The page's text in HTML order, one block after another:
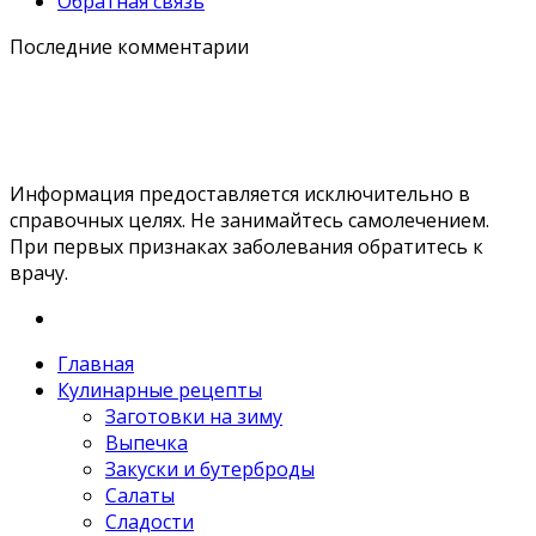
Последние комментарии
Информация предоставляется исключительно в
справочных целях. Не занимайтесь самолечением.
При первых признаках заболевания обратитесь к
врачу.
Главная
Кулинарные рецепты
Заготовки на зиму
Выпечка
Закуски и бутерброды
Салаты
Сладости